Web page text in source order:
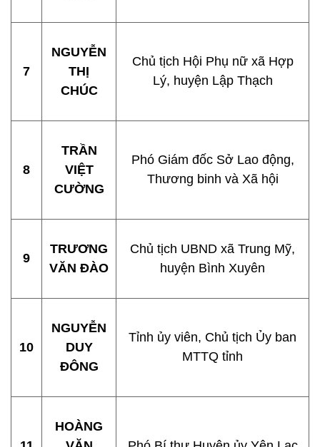
7
NGUYỄN
THỊ
CHÚC
Chủ tịch Hội Phụ nữ xã Hợp
Lý, huyện Lập Thạch
8
TRẦN
VIỆT
CƯỜNG
Phó Giám đốc Sở Lao động,
Thương binh và Xã hội
9
TRƯƠNG
VĂN ĐÀO
Chủ tịch UBND xã Trung Mỹ,
huyện Bình Xuyên
10
NGUYỄN
DUY
ĐÔNG
Tỉnh ủy viên, Chủ tịch Ủy ban
MTTQ tỉnh
HOÀNG